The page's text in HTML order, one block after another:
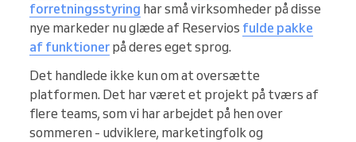
forretningsstyring har små virksomheder på disse
nye markeder nu glæde af Reservios fulde pakke
af funktioner på deres eget sprog.
Det handlede ikke kun om at oversætte
platformen. Det har været et projekt på tværs af
flere teams, som vi har arbejdet på hen over
sommeren - udviklere, marketingfolk og